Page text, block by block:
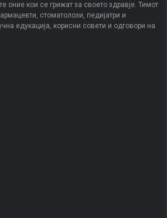
оние кои се грижат за своето здравје. Тимот
стоматолози, педијатри и
едукација, корисни совети и одговори на